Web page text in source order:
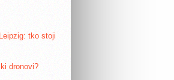
tko stoji
dronovi?